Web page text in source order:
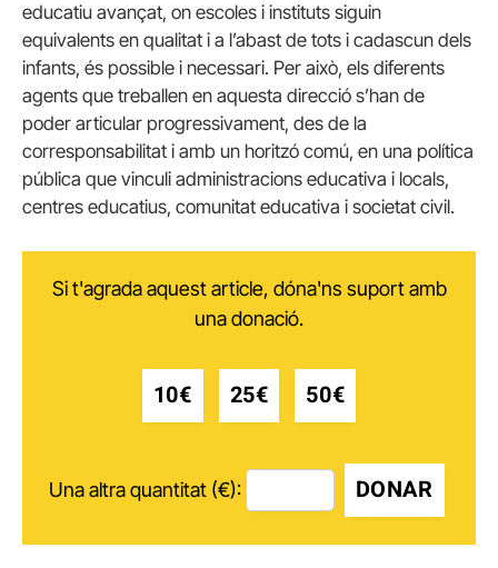
educatiu avançat, on escoles i instituts siguin
equivalents en qualitat i a l’abast de tots i cadascun dels
infants, és possible i necessari. Per això, els diferents
agents que treballen en aquesta direcció s’han de
poder articular progressivament, des de la
corresponsabilitat i amb un horitzó comú, en una política
pública que vinculi administracions educativa i locals,
centres educatius, comunitat educativa i societat civil.
Si t'agrada aquest article, dóna'ns suport amb
una donació.
10€ 25€ 50€
Una altra quantitat (€): DONAR